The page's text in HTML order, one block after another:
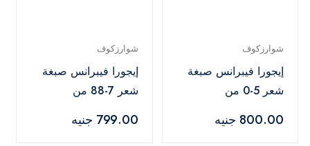
شوارزكوف
إيجورا فيبرانس صبغة
شعر 5-0 من
– 60 مل
800.00 جنيه
شوارزكوف
إيجورا فيبرانس صبغة
شعر 7-88 من
– 60 مل
799.00 جنيه